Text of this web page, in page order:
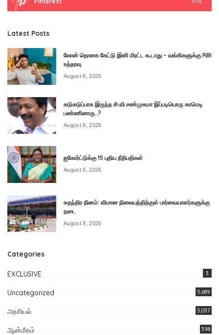
PIN
Latest Posts
லோன் தொகை கேட்டு இனி மிரட்ட கூடாது – வங்கிகளுக்கு RBI
உத்தரவு
August 8, 2026
கடுகடுப்பாக இருந்த சி.வி.சண்முகமா இப்படியொரு காமெடி
பண்ணினாரு..?
August 8, 2026
ஐகோர்ட்டுக்கு 15 புதிய நீதிபதிகள்
August 8, 2026
சுதந்திர தினம்: விமான நிலையத்திற்குள் பார்வையாளர்களுக்கு
தடை
August 8, 2026
Categories
EXCLUSIVE 3
Uncategorized 5,689
அரசியல் 5,037
ஆன்மீகம் 398